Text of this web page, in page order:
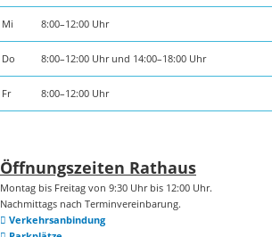
Mi 8:00–12:00 Uhr
Do 8:00–12:00 Uhr und 14:00–18:00 Uhr
Fr 8:00–12:00 Uhr
Öffnungszeiten Rathaus
Montag bis Freitag von 9:30 Uhr bis 12:00 Uhr.
Nachmittags nach Terminvereinbarung.
Verkehrsanbindung